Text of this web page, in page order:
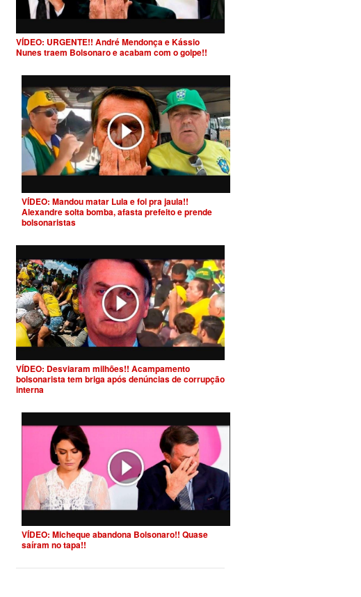
VÍDEO: URGENTE!! André Mendonça e Kássio
Nunes traem Bolsonaro e acabam com o golpe!!
VÍDEO: Mandou matar Lula e foi pra jaula!!
Alexandre solta bomba, afasta prefeito e prende
bolsonaristas
VÍDEO: Desviaram milhões!! Acampamento
bolsonarista tem briga após denúncias de corrupção
interna
VÍDEO: Micheque abandona Bolsonaro!! Quase
saíram no tapa!!